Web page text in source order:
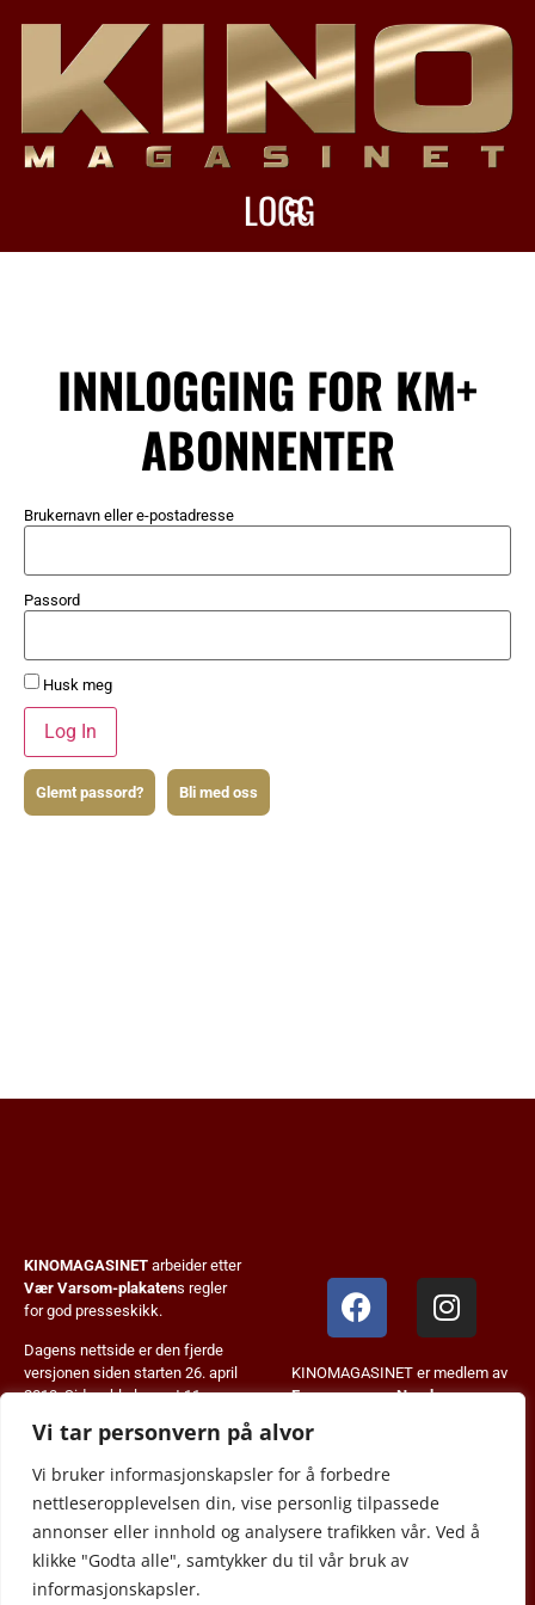
Vi tar personvern på alvor
Vi bruker informasjonskapsler for å forbedre
nettleseropplevelsen din, vise personlig tilpassede
annonser eller innhold og analysere trafikken vår. Ved å
klikke "Godta alle", samtykker du til vår bruk av
informasjonskapsler.
LOGG
INN
INNLOGGING FOR KM+
ABONNENTER
Brukernavn eller e-postadresse
Passord
Husk meg
Glemt passord? Bli med oss
KINOMAGASINET arbeider etter
Vær Varsom-plakatens regler
for god presseskikk.
Dagens nettside er den fjerde
versjonen siden starten 26. april
2013. Siden ble lansert 11.
innført i august 2023.
© 2013-2026 JB Forlag.
og kan ikke gjengis uten
tillatelse.
KINOMAGASINET er medlem av
FagpressenogNorsk